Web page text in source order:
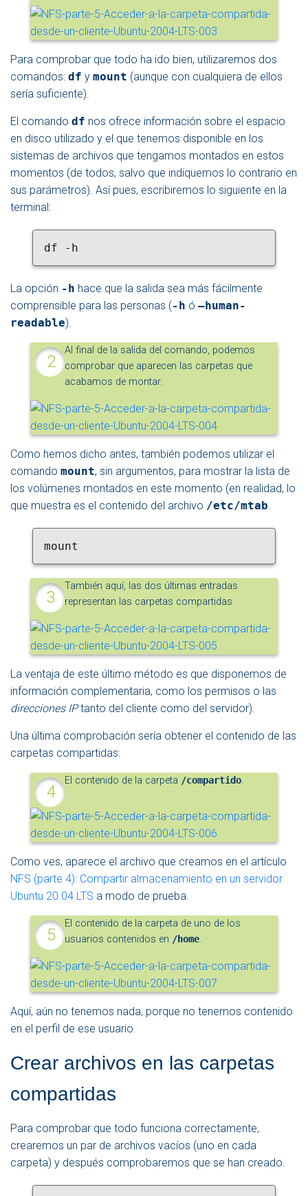
Para comprobar que todo ha ido bien, utilizaremos dos
comandos: df y mount (aunque con cualquiera de ellos
sería suficiente).
El comando df nos ofrece información sobre el espacio
en disco utilizado y el que tenemos disponible en los
sistemas de archivos que tengamos montados en estos
momentos (de todos, salvo que indiquemos lo contrario en
sus parámetros). Así pues, escribiremos lo siguiente en la
terminal:
df -h
La opción -h hace que la salida sea más fácilmente
comprensible para las personas (-h ó –human-
readable).
Al final de la salida del comando, podemos
comprobar que aparecen las carpetas que
acabamos de montar.
Como hemos dicho antes, también podemos utilizar el
comando mount, sin argumentos, para mostrar la lista de
los volúmenes montados en este momento (en realidad, lo
que muestra es el contenido del archivo /etc/mtab.
mount
También aquí, las dos últimas entradas
representan las carpetas compartidas.
La ventaja de este último método es que disponemos de
información complementaria, como los permisos o las
direcciones IPtanto del cliente como del servidor).
Una última comprobación sería obtener el contenido de las
carpetas compartidas:
El contenido de la carpeta /compartido.
Como ves, aparece el archivo que creamos en el artículo
NFS (parte 4): Compartir almacenamiento en un servidor
Ubuntu 20.04 LTS a modo de prueba.
El contenido de la carpeta de uno de los
usuarios contenidos en /home.
Aquí, aún no tenemos nada, porque no tenemos contenido
en el perfil de ese usuario.
Crear archivos en las carpetas
compartidas
Para comprobar que todo funciona correctamente,
crearemos un par de archivos vacíos (uno en cada
carpeta) y después comprobaremos que se han creado.